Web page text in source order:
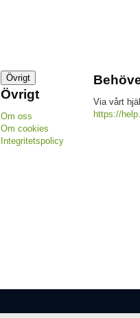
Övrigt
Övrigt
Om oss
Om cookies
Integritetspolicy
Via vårt
https://